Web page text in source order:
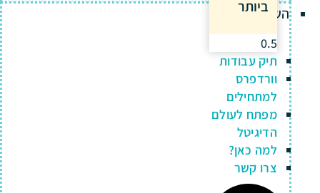
ביותר
תיק עבודות
וורדפרס
למתחילים
מפתח לעולם
הדיגיטל
למה כאן?
צרו קשר
השירותים שלנו